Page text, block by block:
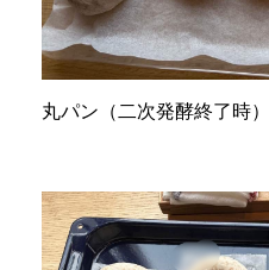
丸パン（二次発酵終了時）